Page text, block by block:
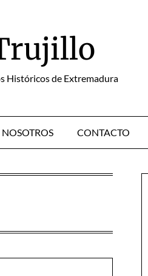
Históricos de Extremadura
NOSOTROS CONTACTO